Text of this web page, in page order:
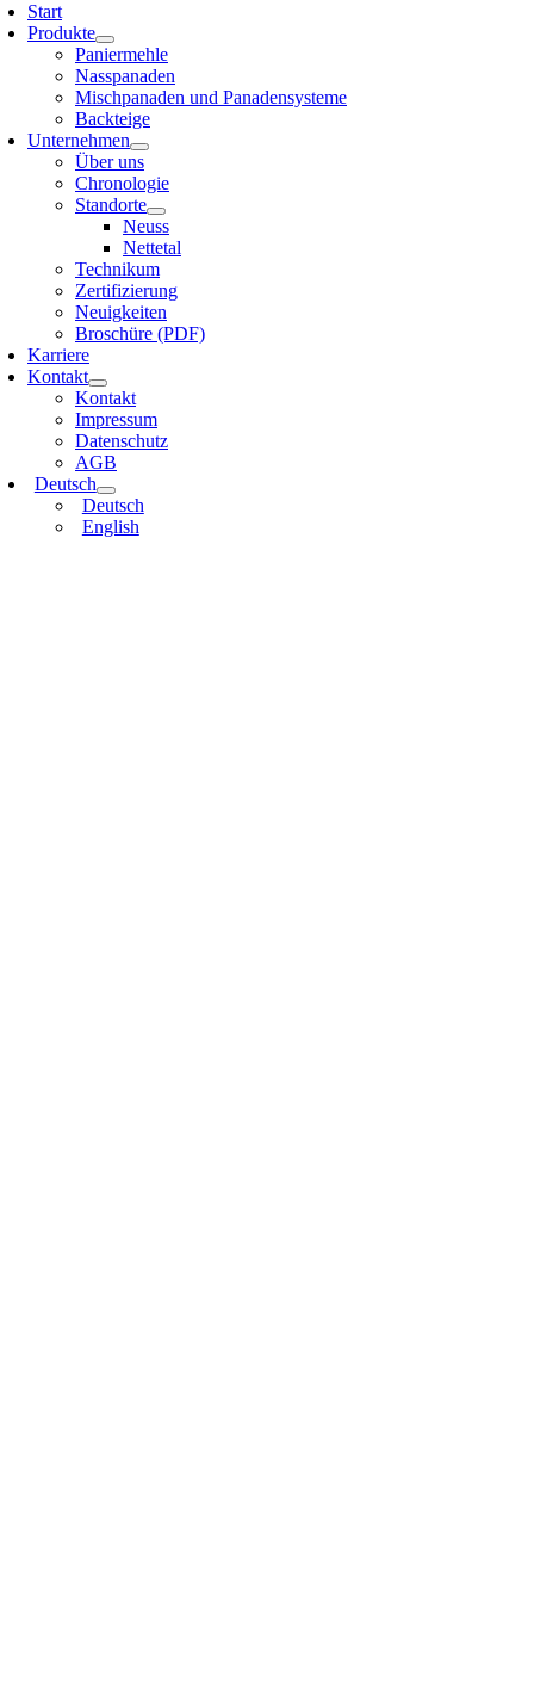
Start
Produkte
Paniermehle
Nasspanaden
Mischpanaden und Panadensysteme
Backteige
Unternehmen
Über uns
Chronologie
Standorte
Neuss
Nettetal
Technikum
Zertifizierung
Neuigkeiten
Broschüre (PDF)
Karriere
Kontakt
Kontakt
Impressum
Datenschutz
AGB
Deutsch
Deutsch
English